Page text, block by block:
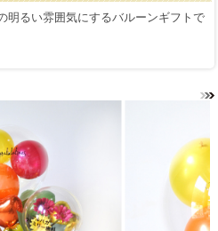
明るい雰囲気にするバルーンギフトで